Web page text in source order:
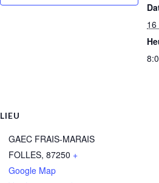
16
LIEU
GAEC FRAIS-MARAIS
FOLLES, 87250 +
Google Map